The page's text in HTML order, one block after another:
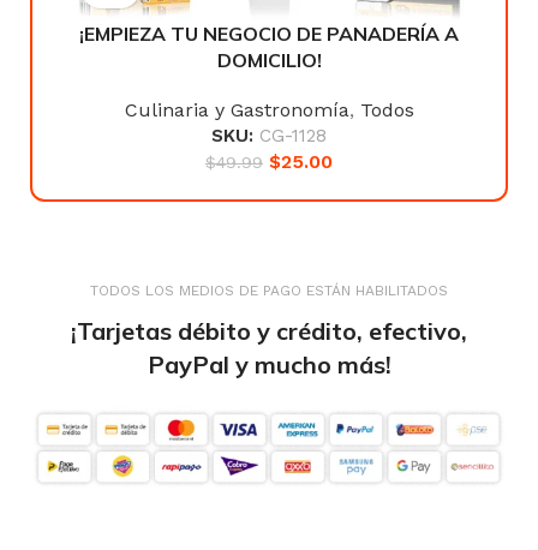
¡EMPIEZA TU NEGOCIO DE PANADERÍA A
DOMICILIO!
Culinaria y Gastronomía, Todos
SKU: CG-1128
$49.99 $25.00
TODOS LOS MEDIOS DE PAGO ESTÁN HABILITADOS
¡Tarjetas débito y crédito, efectivo,
PayPal y mucho más!